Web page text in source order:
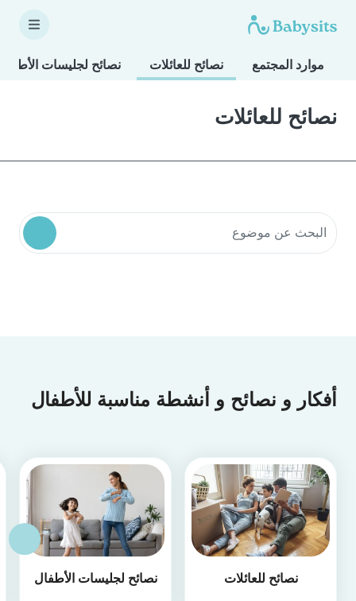
موارد المجتمع نصائح للعائلات نصائح لجليسات
نصائح للعائلات
البحث في موارد المجتمع
أفكار و نصائح و أنشطة مناسبة للأطفال
نصائح للعائلات نصائح لجليسات الأطفال